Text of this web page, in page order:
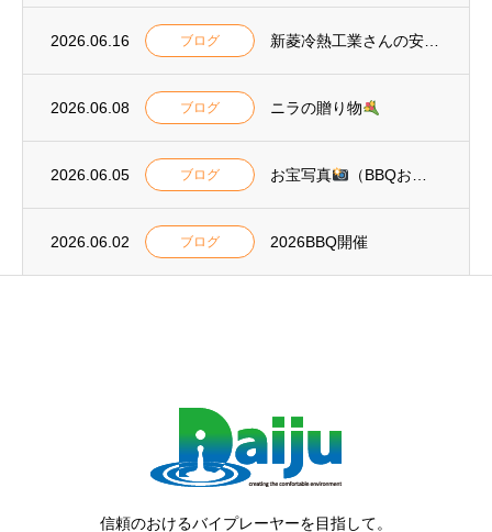
2026.06.16 ブログ
2026.06.08 ブログ ニラの贈り物
2026.06.05 ブログ お宝写真 （BBQおまけ）
2026.06.02 ブログ 2026BBQ開催
信頼のおけるバイプレーヤーを目指して。